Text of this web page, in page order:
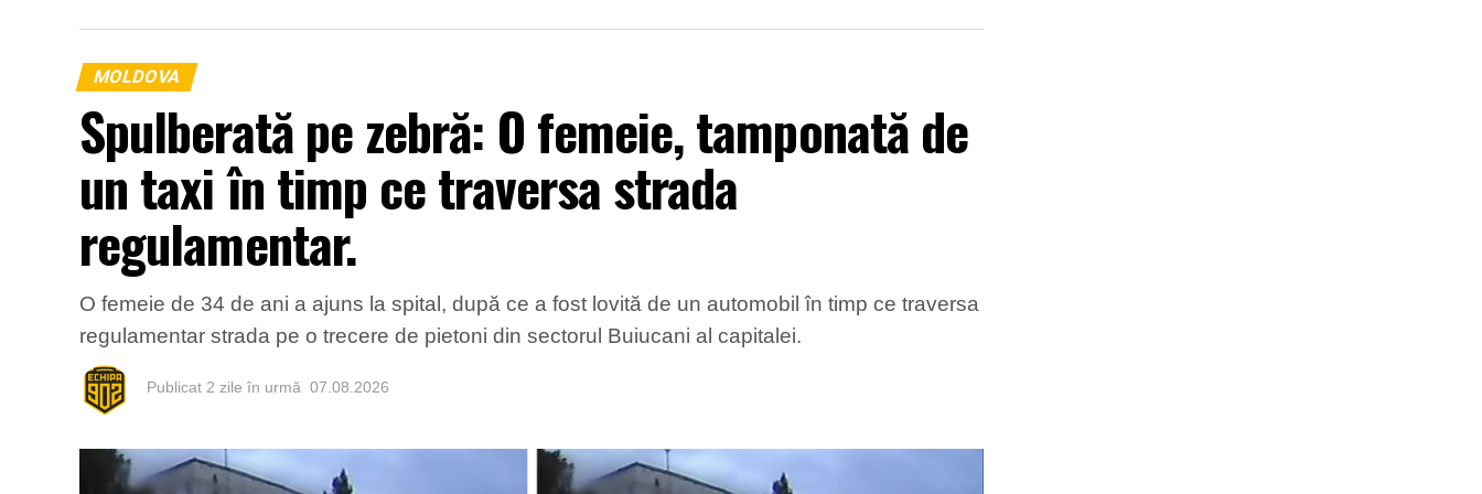
MOLDOVA
Spulberată pe zebră: O femeie, tamponată de
un taxi în timp ce traversa strada
regulamentar.
O femeie de 34 de ani a ajuns la spital, după ce a fost lovită de un automobil în timp ce traversa
regulamentar strada pe o trecere de pietoni din sectorul Buiucani al capitalei.
Publicat 2 zile în urmă 07.08.2026